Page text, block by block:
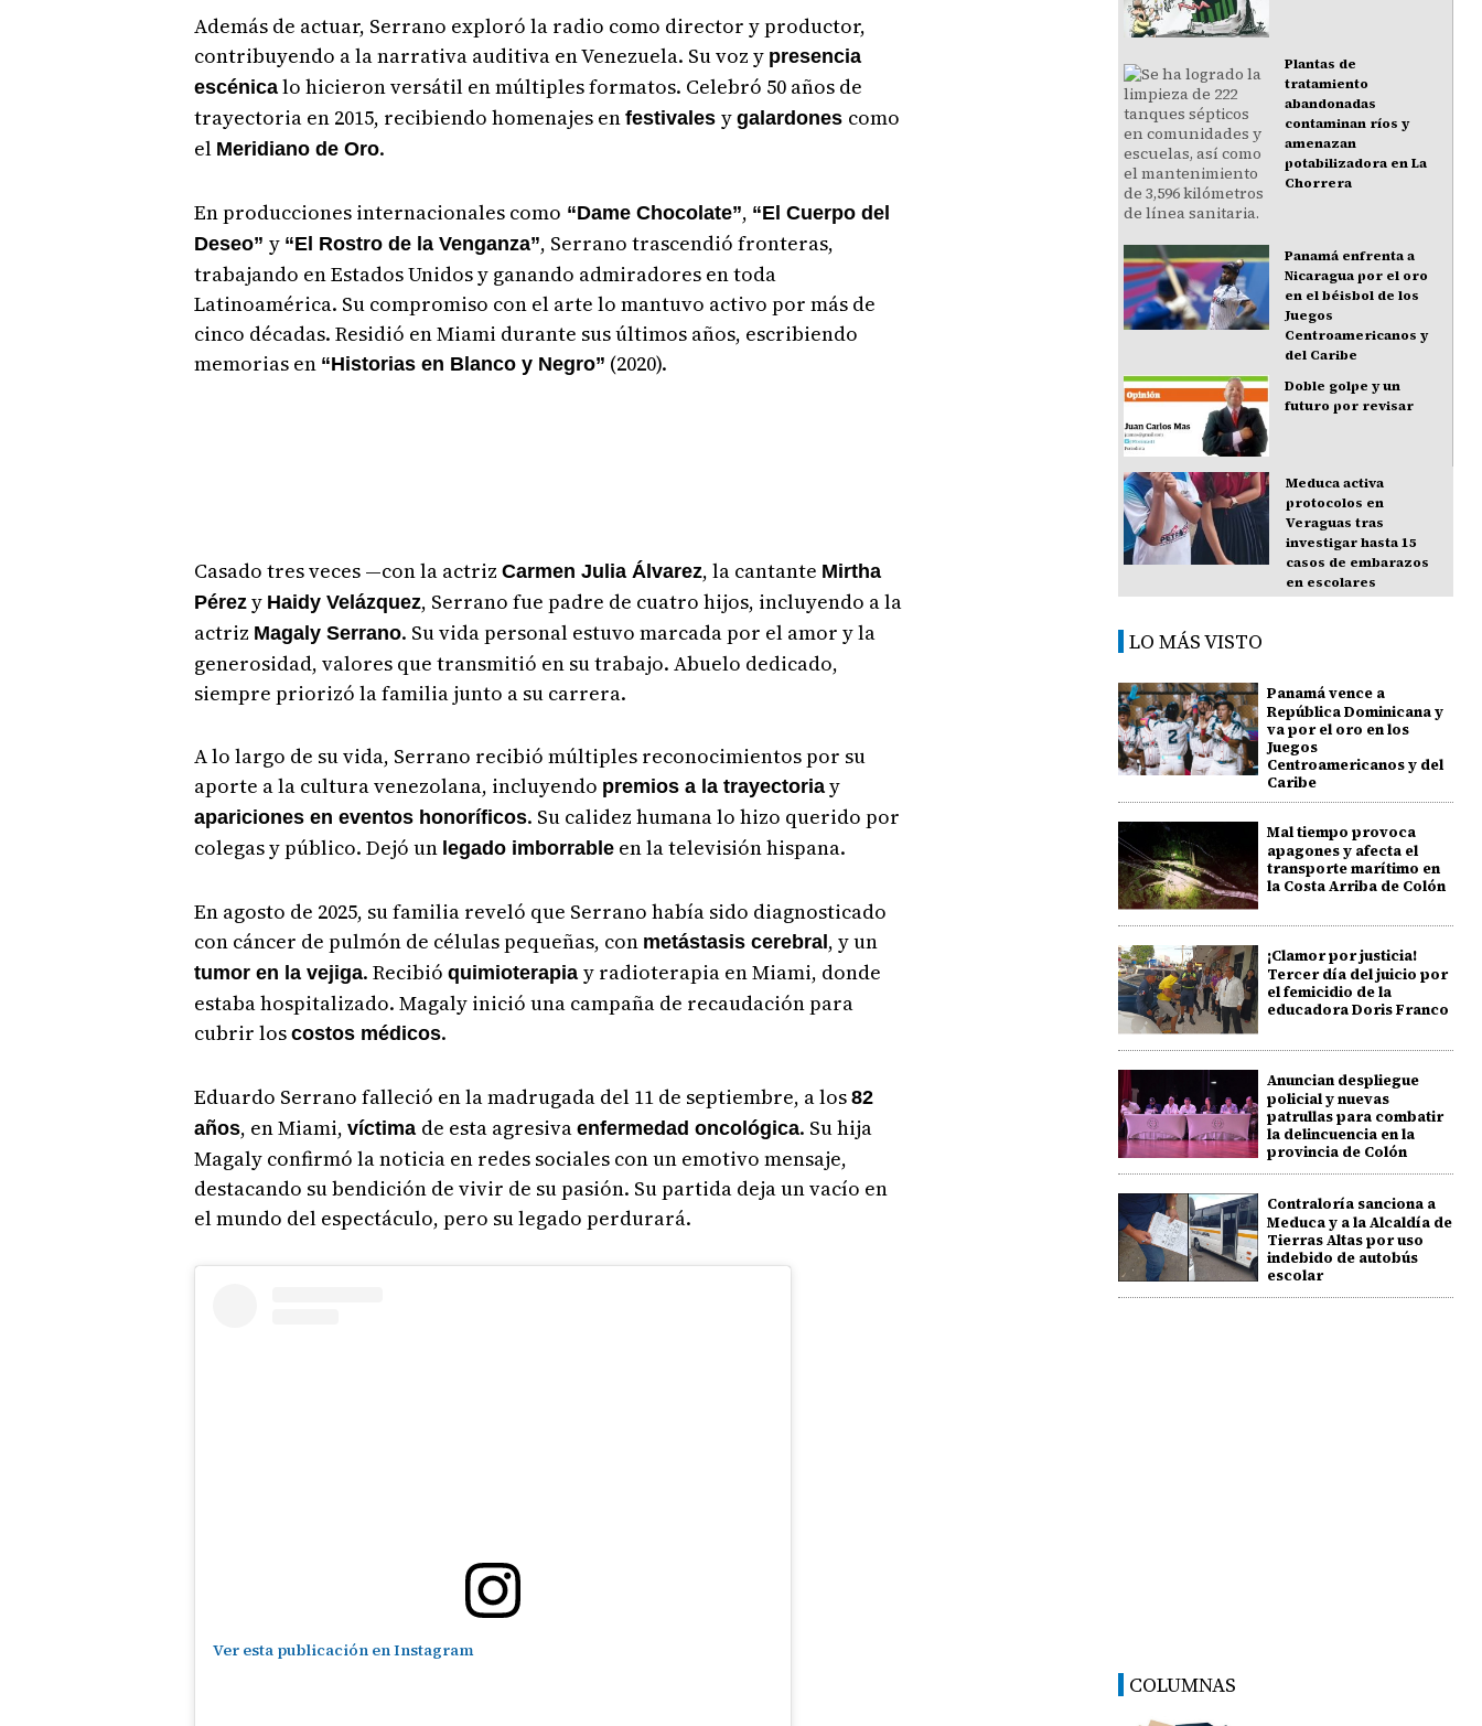
Además de actuar, Serrano exploró la radio como director y productor,
contribuyendo a la narrativa auditiva en Venezuela. Su voz y presencia
escénicalo hicieron versátil en múltiples formatos. Celebró 50 años de
trayectoria en 2015, recibiendo homenajes en festivales y galardones como
el Meridiano de Oro.
En producciones internacionales como “Dame Chocolate”, “El Cuerpo del
Deseo” y “El Rostro de la Venganza”, Serrano trascendió fronteras,
trabajando en Estados Unidos y ganando admiradores en toda
Latinoamérica. Su compromiso con el arte lo mantuvo activo por más de
cinco décadas. Residió en Miami durante sus últimos años, escribiendo
memorias en “Historias en Blanco y Negro” (2020).
Casado tres veces —con la actriz Carmen Julia Álvarez, la cantante Mirtha
Pérezy Haidy Velázquez, Serrano fue padre de cuatro hijos, incluyendo a la
actriz Magaly Serrano. Su vida personal estuvo marcada por el amor y la
generosidad, valores que transmitió en su trabajo. Abuelo dedicado,
siempre priorizó la familia junto a su carrera.
A lo largo de su vida, Serrano recibió múltiples reconocimientos por su
aporte a la cultura venezolana, incluyendo premios a la trayectoriay
apariciones en eventos honoríficos. Su calidez humana lo hizo querido por
colegas y público. Dejó un legado imborrableen la televisión hispana.
En agosto de 2025, su familia reveló que Serrano había sido diagnosticado
con cáncer de pulmón de células pequeñas, con metástasis cerebral, y un
tumor en la vejiga. Recibió quimioterapia y radioterapia en Miami, donde
estaba hospitalizado. Magaly inició una campaña de recaudación para
cubrir los costos médicos.
Eduardo Serrano falleció en la madrugada del 11 de septiembre, a los 82
años, en Miami, víctima de esta agresiva enfermedad oncológica. Su hija
Magaly confirmó la noticia en redes sociales con un emotivo mensaje,
destacando su bendición de vivir de su pasión. Su partida deja un vacío en
el mundo del espectáculo, pero su legado perdurará.
Ver esta publicación en Instagram
Plantas de
tratamiento
abandonadas
contaminan ríos y
amenazan
potabilizadora en La
Chorrera
Panamá enfrenta a
Nicaragua por el oro
en el béisbol de los
Juegos
Centroamericanos y
del Caribe
Doble golpe y un
futuro por revisar
Meduca activa
protocolos en
Veraguas tras
investigar hasta 15
casos de embarazos
en escolares
LO MÁS VISTO
Panamá vence a
República Dominicana y
va por el oro en los
Juegos
Centroamericanos y del
Caribe
Mal tiempo provoca
apagones y afecta el
transporte marítimo en
la Costa Arriba de Colón
¡Clamor por justicia!
Tercer día del juicio por
el femicidio de la
educadora Doris Franco
Anuncian despliegue
policial y nuevas
patrullas para combatir
la delincuencia en la
provincia de Colón
Contraloría sanciona a
Meduca y a la Alcaldía de
Tierras Altas por uso
indebido de autobús
escolar
COLUMNAS